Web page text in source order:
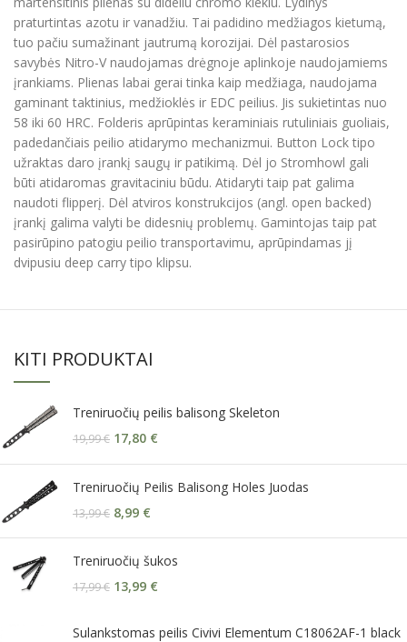
praturtintas azotu ir vanadžiu. Tai padidino medžiagos kietumą,
tuo pačiu sumažinant jautrumą korozijai. Dėl pastarosios
savybės Nitro-V naudojamas drėgnoje aplinkoje naudojamiems
įrankiams. Plienas labai gerai tinka kaip medžiaga, naudojama
gaminant taktinius, medžioklės ir EDC peilius. Jis sukietintas nuo
58 iki 60 HRC. Folderis aprūpintas keraminiais rutuliniais guoliais,
padedančiais peilio atidarymo mechanizmui. Button Lock tipo
užraktas daro įrankį saugų ir patikimą. Dėl jo Stromhowl gali
būti atidaromas gravitaciniu būdu. Atidaryti taip pat galima
naudoti flipperį. Dėl atviros konstrukcijos (angl. open backed)
įrankį galima valyti be didesnių problemų. Gamintojas taip pat
pasirūpino patogiu peilio transportavimu, aprūpindamas jį
dvipusiu deep carry tipo klipsu.
KITI PRODUKTAI
Treniruočių peilis balisong Skeleton
19,99€ 17,80 €
Treniruočių Peilis Balisong Holes Juodas
13,99€ 8,99 €
Treniruočių šukos
17,99€ 13,99 €
Sulankstomas peilis Civivi Elementum C18062AF-1 black